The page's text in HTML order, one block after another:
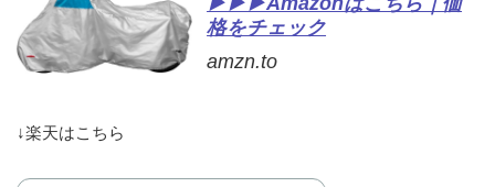
格をチェック
amzn.to
↓楽天はこちら